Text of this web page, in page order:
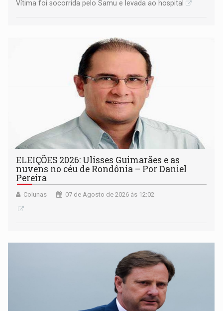
Vítima foi socorrida pelo Samu e levada ao hospital
ELEIÇÕES 2026: Ulisses Guimarães e as
nuvens no céu de Rondônia – Por Daniel
Pereira
Colunas 07 de Agosto de 2026 às 12:02